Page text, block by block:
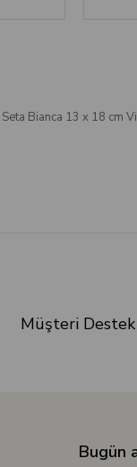
Bianca 13 x 18 cm
Müşteri Destek
Bugün